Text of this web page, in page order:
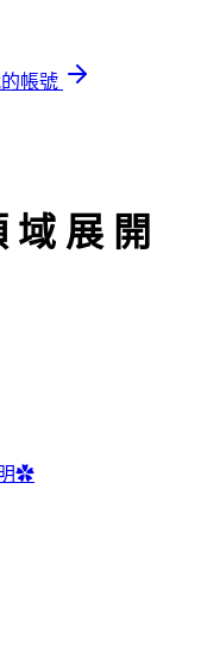
帳號
域 展 開
明✿